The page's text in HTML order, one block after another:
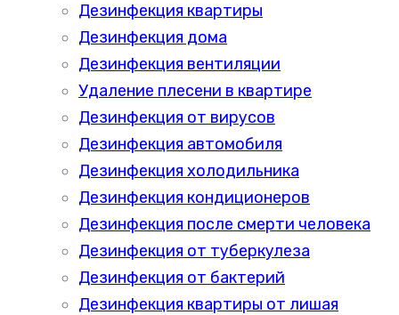
Дезинфекция квартиры
Дезинфекция дома
Дезинфекция вентиляции
Удаление плесени в квартире
Дезинфекция от вирусов
Дезинфекция автомобиля
Дезинфекция холодильника
Дезинфекция кондиционеров
Дезинфекция после смерти человека
Дезинфекция от туберкулеза
Дезинфекция от бактерий
Дезинфекция квартиры от лишая